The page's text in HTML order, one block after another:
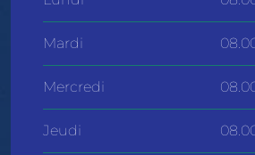
Mardi
Mercredi
Jeudi